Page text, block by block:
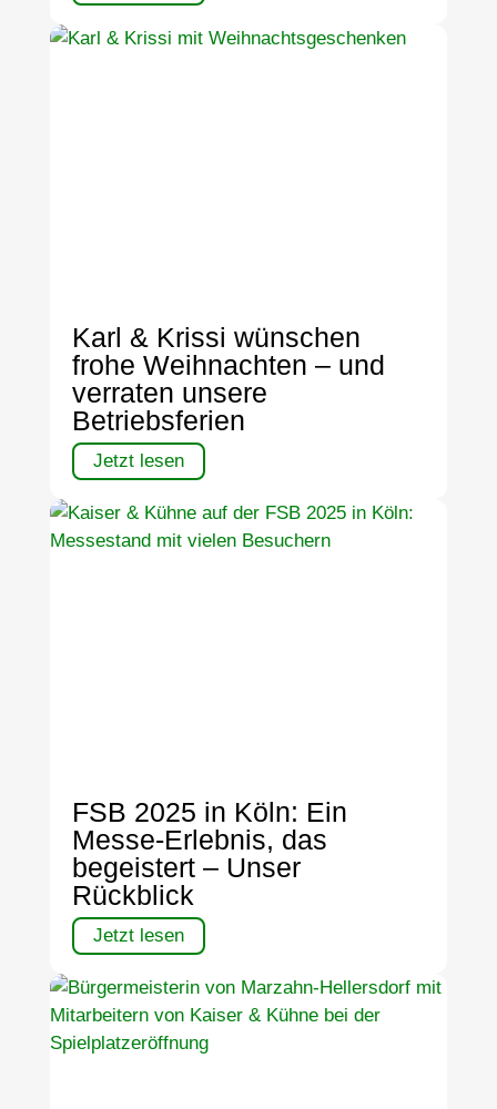
Karl & Krissi wünschen
frohe Weihnachten – und
verraten unsere
Betriebsferien
Jetzt lesen
FSB 2025 in Köln: Ein
Messe-Erlebnis, das
begeistert – Unser
Rückblick
Jetzt lesen